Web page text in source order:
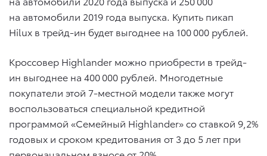
на автомобили 2019 года выпуска. Купить пикап
Hilux в трейд-ин будет выгоднее на 100 000 рублей.
Кроссовер Highlander можно приобрести в трейд-
ин выгоднее на 400 000 рублей. Многодетные
покупатели этой 7-местной модели также могут
воспользоваться специальной кредитной
программой «Семейный Highlander» со ставкой 9,2%
годовых и сроком кредитования от 3 до 5 лет при